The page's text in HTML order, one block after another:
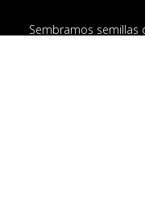
Sembramos semillas